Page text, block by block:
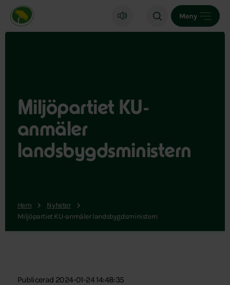
Miljöpartiet de gröna, startsida
Meny
Miljöpartiet KU-
anmäler
landsbygdsministern
Hem
Nyheter
Miljöpartiet KU-anmäler landsbygdsministern
Publicerad 2024-01-24 14:48:35